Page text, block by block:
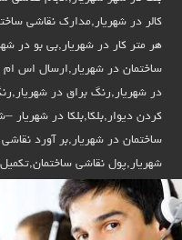
کالر در شهریار,مدارک نقاشی
هر متر کار در شهریار,بی بو در
ساختمان در شهریار,ارسال اس
در شهریار,رنگ براق در
کردن دیوار,بلکا,بلکا در شهریار
ساختمان در شهریار,بر آورد
شهریار,پول نقاشی
شهریار,نقاش ساختمان در استان
کردن ساختمان در شهریار,پتینه
در شهریار,دیوار رنگ کردن در